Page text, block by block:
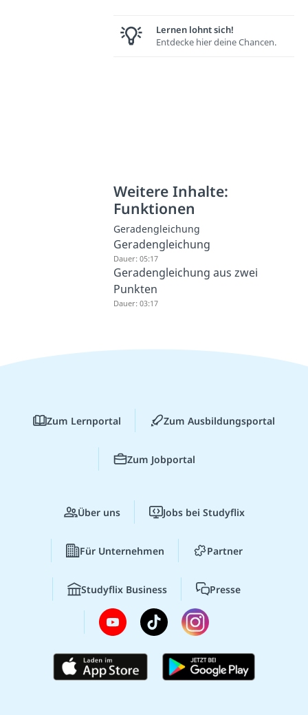
Lernen lohnt sich!
Entdecke hier deine Chancen.
Weitere Inhalte:
Funktionen
Geradengleichung
Geradengleichung
Dauer: 05:17
Geradengleichung aus zwei
Punkten
Dauer: 03:17
Zum Lernportal Zum Ausbildungsportal
Zum Jobportal
Über uns Jobs bei Studyflix
Für Unternehmen Partner
Studyflix Business Presse